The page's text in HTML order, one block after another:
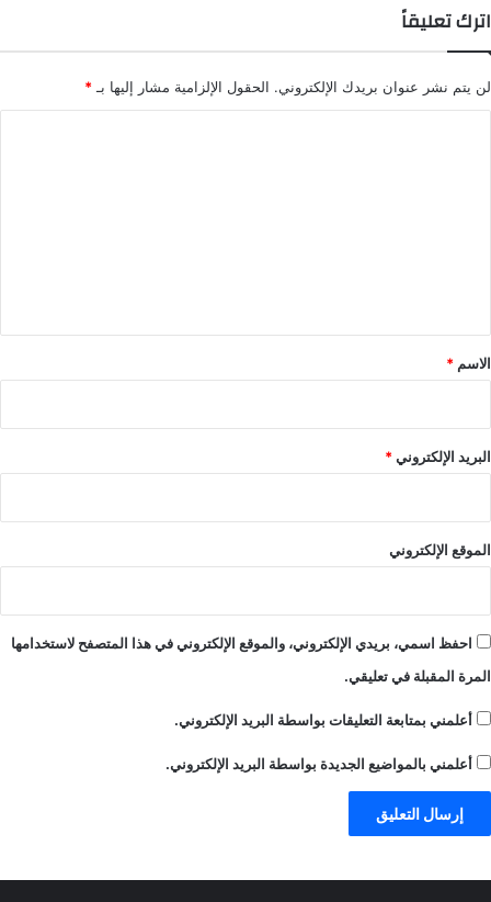
اترك تعليقاً
لن يتم نشر عنوان بريدك الإلكتروني. الحقول الإلزامية مشار إليها بـ *
*
الاسم *
البريد الإلكتروني*
الموقع الإلكتروني
احفظ اسمي، بريدي الإلكتروني، والموقع الإلكتروني في هذا المتصفح لاستخدامها
المرة المقبلة في تعليقي.
أعلمني بمتابعة التعليقات بواسطة البريد الإلكتروني.
أعلمني بالمواضيع الجديدة بواسطة البريد الإلكتروني.